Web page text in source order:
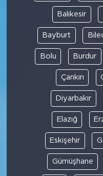
Balıkesir
Bayburt
Bolu Burdur
Çankırı
Diyarbakır
Elazığ
Eskişehir
Gümüşhane